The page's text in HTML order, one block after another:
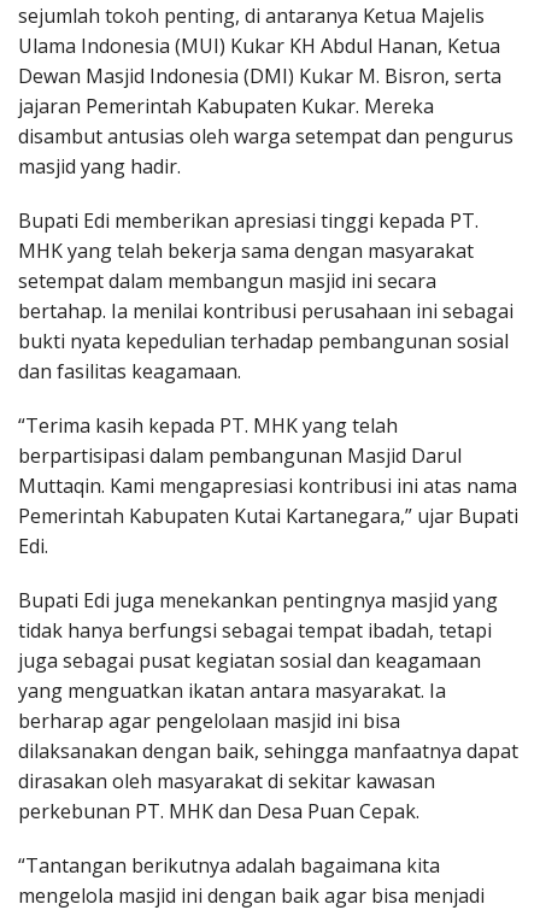
sejumlah tokoh penting, di antaranya Ketua Majelis
Ulama Indonesia (MUI) Kukar KH Abdul Hanan, Ketua
Dewan Masjid Indonesia (DMI) Kukar M. Bisron, serta
jajaran Pemerintah Kabupaten Kukar. Mereka
disambut antusias oleh warga setempat dan pengurus
masjid yang hadir.
Bupati Edi memberikan apresiasi tinggi kepada PT.
MHK yang telah bekerja sama dengan masyarakat
setempat dalam membangun masjid ini secara
bertahap. Ia menilai kontribusi perusahaan ini sebagai
bukti nyata kepedulian terhadap pembangunan sosial
dan fasilitas keagamaan.
“Terima kasih kepada PT. MHK yang telah
berpartisipasi dalam pembangunan Masjid Darul
Muttaqin. Kami mengapresiasi kontribusi ini atas nama
Pemerintah Kabupaten Kutai Kartanegara,” ujar Bupati
Edi.
Bupati Edi juga menekankan pentingnya masjid yang
tidak hanya berfungsi sebagai tempat ibadah, tetapi
juga sebagai pusat kegiatan sosial dan keagamaan
yang menguatkan ikatan antara masyarakat. Ia
berharap agar pengelolaan masjid ini bisa
dilaksanakan dengan baik, sehingga manfaatnya dapat
dirasakan oleh masyarakat di sekitar kawasan
perkebunan PT. MHK dan Desa Puan Cepak.
“Tantangan berikutnya adalah bagaimana kita
mengelola masjid ini dengan baik agar bisa menjadi